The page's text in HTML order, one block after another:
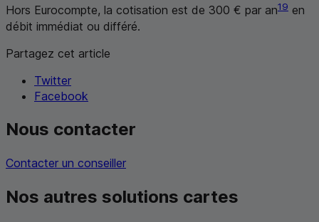
Hors Eurocompte, la cotisation est de 300 € par an19 en
débit immédiat ou différé.
Partagez cet article
Twitter
Facebook
Nous contacter
Contacter un conseiller
Nos autres solutions cartes